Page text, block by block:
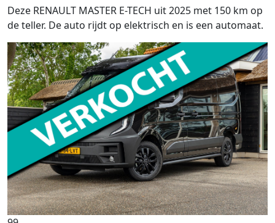
Deze RENAULT MASTER E-TECH uit 2025 met 150 km op
de teller. De auto rijdt op elektrisch en is een automaat.